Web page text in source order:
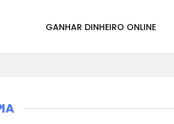
GANHAR DINHEIRO ONLINE